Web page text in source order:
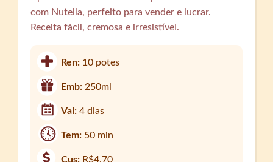
com Nutella, perfeito para vender e lucrar.
Receita fácil, cremosa e irresistível.
Ren: 10 potes
Emb: 250ml
Val:4 dias
Tem: 50 min
Cus: R$4,70